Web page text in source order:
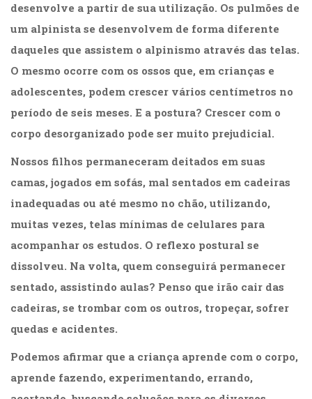
(132)
Sem
(0)
Televisão
(22)
africanos
Ocupacional
(21)
e
RH
(65)
(1)
Vida
Prática
desenvolve a partir de sua utilização. Os pulmões de
um alpinista se desenvolvem de forma diferente
daqueles que assistem o alpinismo através das telas.
O mesmo ocorre com os ossos que, em crianças e
adolescentes, podem crescer vários centímetros no
período de seis meses. E a postura? Crescer com o
corpo desorganizado pode ser muito prejudicial.
Nossos filhos permaneceram deitados em suas
camas, jogados em sofás, mal sentados em cadeiras
inadequadas ou até mesmo no chão, utilizando,
muitas vezes, telas mínimas de celulares para
acompanhar os estudos. O reflexo postural se
dissolveu. Na volta, quem conseguirá permanecer
sentado, assistindo aulas? Penso que irão cair das
cadeiras, se trombar com os outros, tropeçar, sofrer
quedas e acidentes.
Podemos afirmar que a criança aprende com o corpo,
aprende fazendo, experimentando, errando,